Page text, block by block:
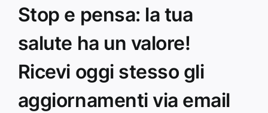
Stop e pensa: la tua
salute ha un valore!
Ricevi oggi stesso gli
aggiornamenti via email